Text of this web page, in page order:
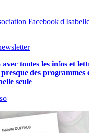
Facebook
toutes les infos et
des programmes
seule